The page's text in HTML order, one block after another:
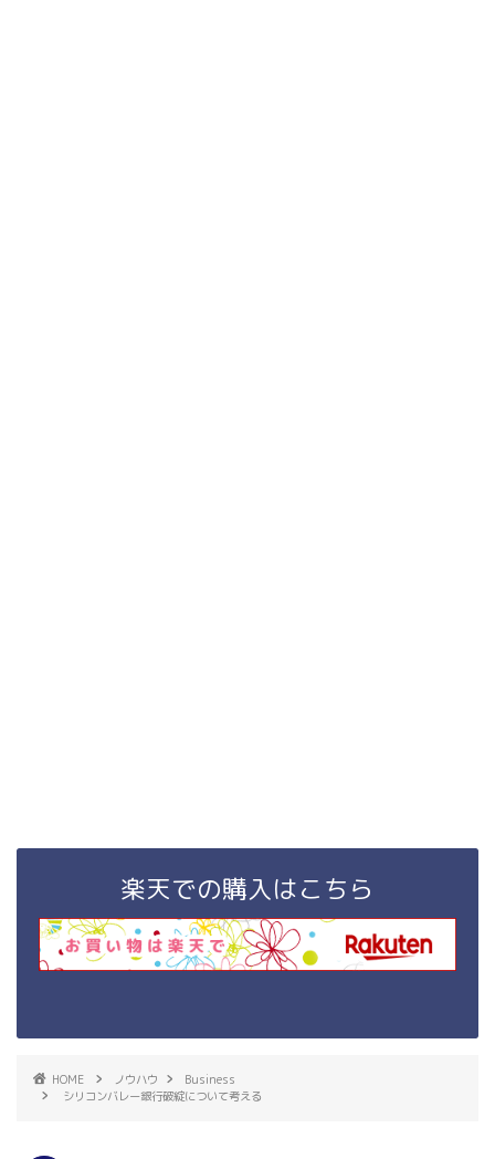
楽天での購入はこちら
HOME ノウハウ
Business
シリコンバレー銀行破綻について考える